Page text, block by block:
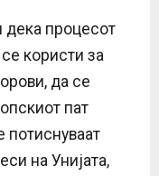
дека процесот
користи за
да се
пат
потиснуваат
на Унијата,